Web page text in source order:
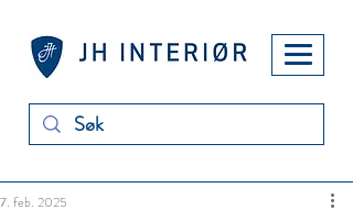
7. feb. 2025